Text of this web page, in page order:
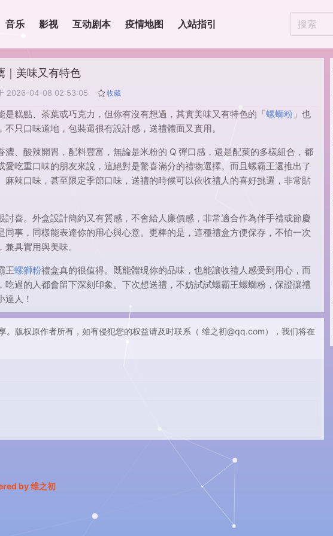
音乐 影视 互动剧本 疫情地图 入站指引
｜美味又有特色
2026-04-08 02:53:05 收藏
糕點、茶葉或巧克力，但你有沒有想過，其實美味又有特色的「螺螄粉 」也
，不只口味道地，包裝還很有設計感，送禮體面又實用。
濃、酸辣開胃，配料豐富，無論是米粉的 Q 彈口感，還是配菜的多樣組合，都
吃重口味的朋友來說，這絕對是驚喜滿分的禮物選擇。而且螺霸王還推出了
麻辣口味，甚至限定季節口味，送禮的時候可以依收禮人的喜好挑選，非常貼
討喜。外盒設計簡約又有質感，不會給人廉價感，非常適合作為伴手禮或節慶
事，同樣能表達你的用心與心意。更棒的是，這種禮盒方便保存，不怕一次
具實用與美味。
王螺獅粉禮盒真的很值得。既能體現你的品味，也能讓收禮人感受到用心，而
吃過的人都會留下深刻印象。下次想送禮，不妨試試螺霸王螺螄粉，保證讓禮
達人！
。版权原作者所有，如有侵犯您的权益请及时联系（ 维之初@qq.com），我们将在
by 维之初